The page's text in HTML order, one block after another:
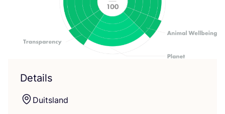
Details
Duits­land